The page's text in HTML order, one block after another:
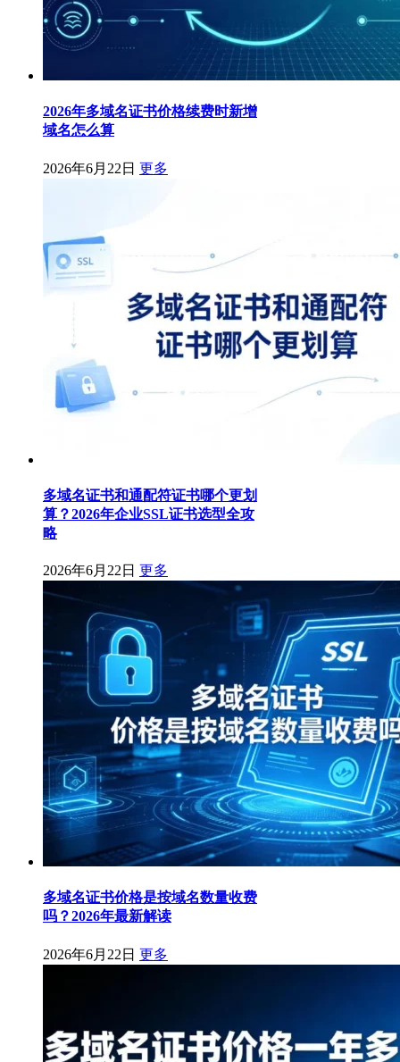
2026年多域名证书价格续费时新增
域名怎么算
2026年6月22日 更多
多域名证书和通配符证书哪个更划
算？2026年企业SSL证书选型全攻
略
2026年6月22日 更多
多域名证书价格是按域名数量收费
吗？2026年最新解读
2026年6月22日 更多